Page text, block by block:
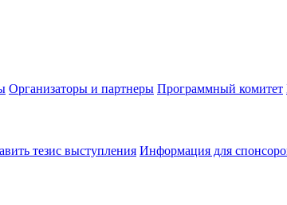
Организаторы и партнеры Программный комитет
тезис выступления Информация для